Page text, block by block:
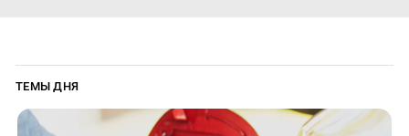
ТЕМЫ ДНЯ